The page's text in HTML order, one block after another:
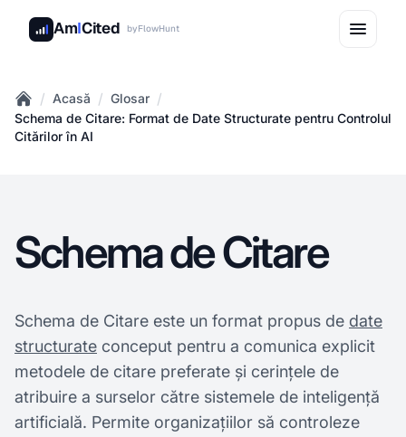
AmICited byFlowHunt
Home
/ Acasă / Glosar /
Schema de Citare: Format de Date Structurate pentru Controlul
Citărilor în AI
Schema de Citare
Schema de Citare este un format propus de date
structurate conceput pentru a comunica explicit
metodele de citare preferate și cerințele de
atribuire a surselor către sistemele de inteligență
artificială. Permite organizațiilor să controleze